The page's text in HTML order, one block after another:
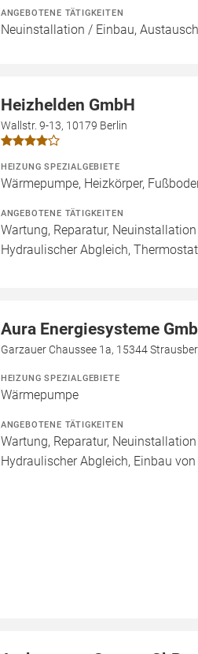
ANGEBOTENE TÄTIGKEITEN
Neuinstallation / Einbau,
Heizhelden GmbH
Wallstr. 9-13, 10179 Berlin
HEIZUNG SPEZIALGEBIETE
Wärmepumpe, Heizkörper,
ANGEBOTENE TÄTIGKEITEN
Wartung, Reparatur,
Hydraulischer Abgleich, Thermostat
Aura Energiesysteme
Garzauer Chaussee 1a, 15344
HEIZUNG SPEZIALGEBIETE
Wärmepumpe
ANGEBOTENE TÄTIGKEITEN
Wartung, Reparatur,
Hydraulischer Abgleich, Einbau